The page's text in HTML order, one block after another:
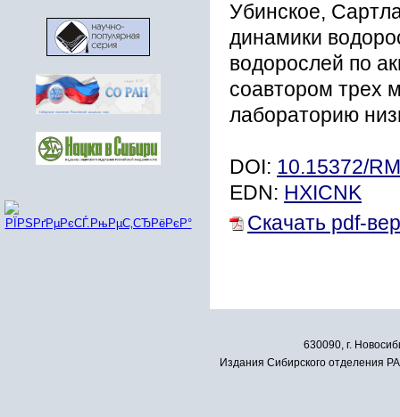
Убинское,
динамики
водорослей по
соавтором трех
лабораторию
DOI: 10.15372/
EDN: HXICNK
Скачать pdf-
630090, г.
Издания Сибирского отделения